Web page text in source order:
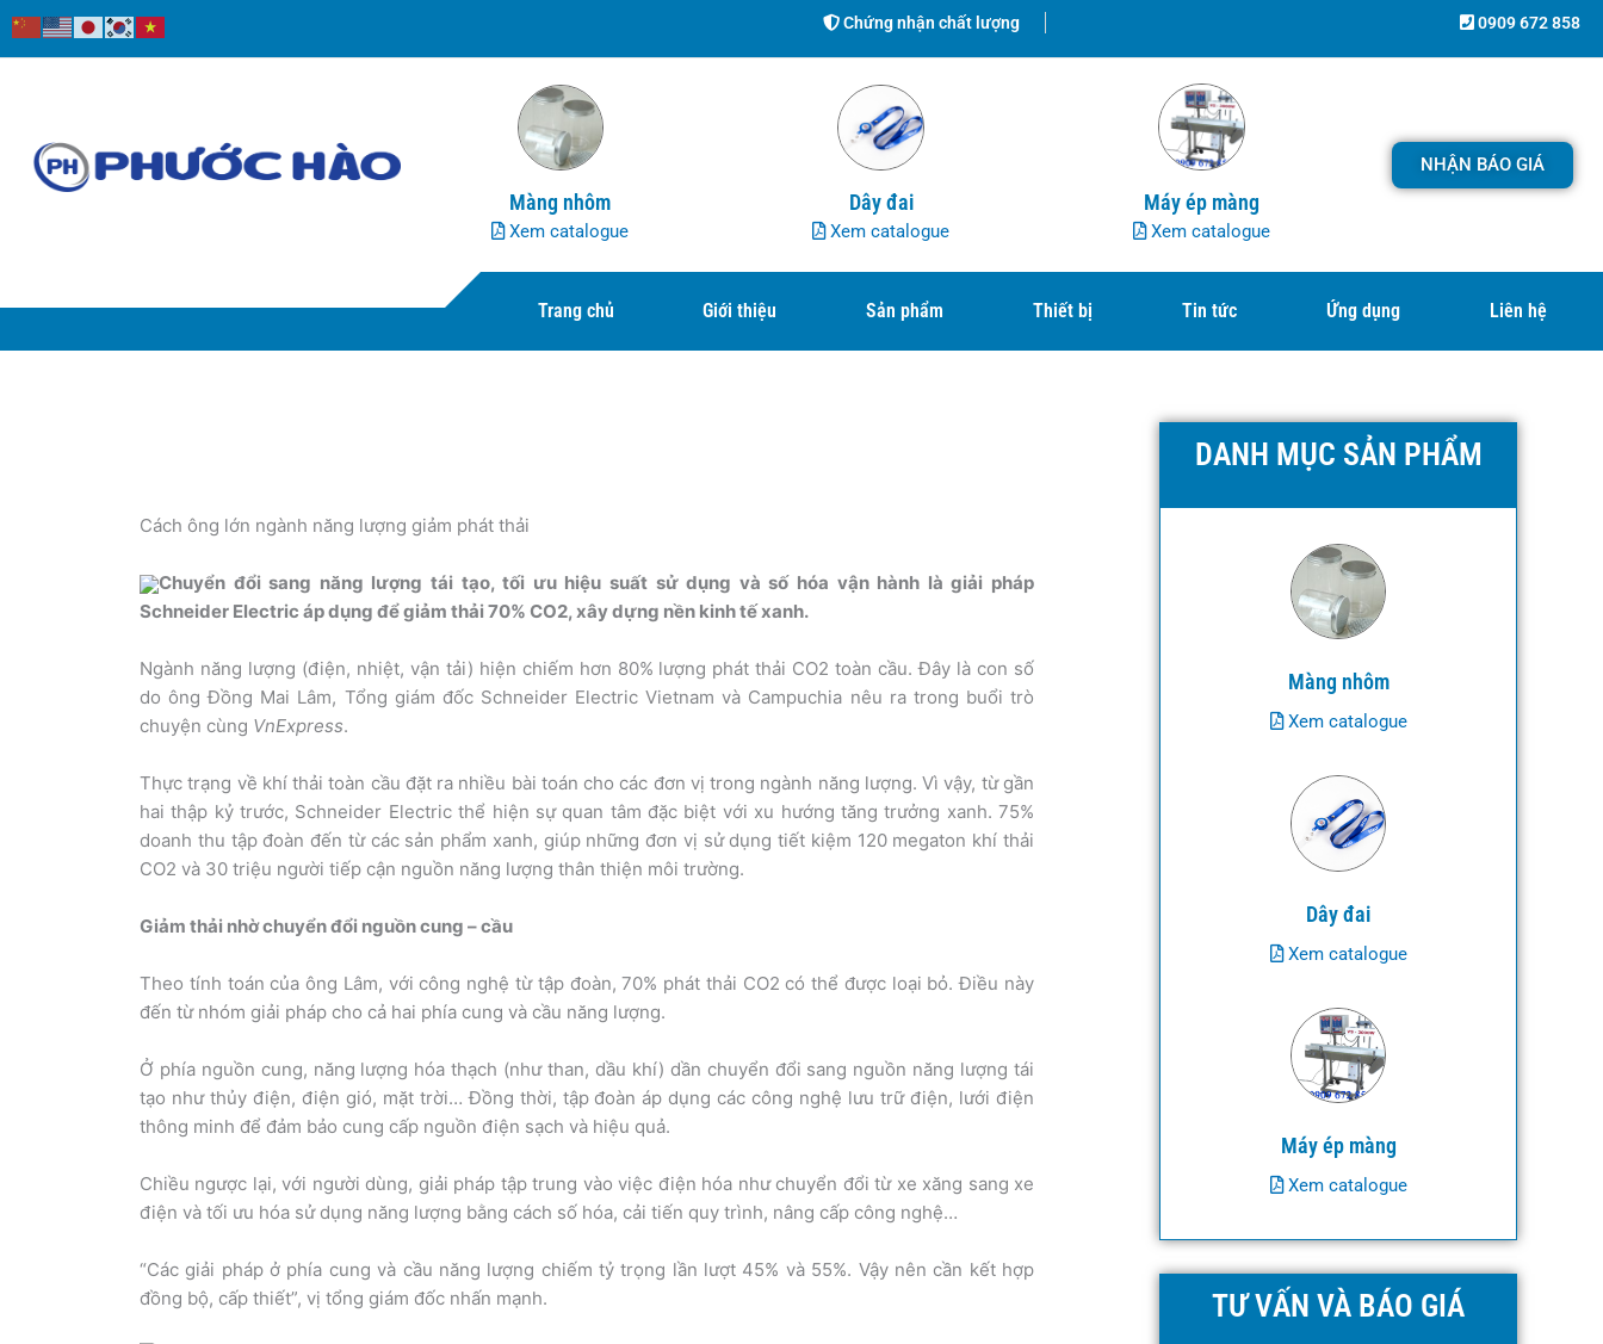
Nhảy
tới
Chứng nhận chất lượng 0909 672 858
Màng nhôm
Xem catalogue
Dây đai
Xem catalogue
Máy ép màng
Xem catalogue
NHẬN BÁO GIÁ
Trang chủ Giới thiệu Sản phẩm Thiết bị Tin tức Ứng dụng Liên hệ
Cách ông lớn ngành năng lượng giảm phát thải
Chuyển đổi sang năng lượng tái tạo, tối ưu hiệu suất sử dụng và số hóa vận hành là giải pháp
Schneider Electric áp dụng để giảm thải 70% CO2, xây dựng nền kinh tế xanh.
Ngành năng lượng (điện, nhiệt, vận tải) hiện chiếm hơn 80% lượng phát thải CO2 toàn cầu. Đây là con số
do ông Đồng Mai Lâm, Tổng giám đốc Schneider Electric Vietnam và Campuchia nêu ra trong buổi trò
chuyện cùng VnExpress.
Thực trạng về khí thải toàn cầu đặt ra nhiều bài toán cho các đơn vị trong ngành năng lượng. Vì vậy, từ gần
hai thập kỷ trước, Schneider Electric thể hiện sự quan tâm đặc biệt với xu hướng tăng trưởng xanh. 75%
doanh thu tập đoàn đến từ các sản phẩm xanh, giúp những đơn vị sử dụng tiết kiệm 120 megaton khí thải
CO2 và 30 triệu người tiếp cận nguồn năng lượng thân thiện môi trường.
Giảm thải nhờ chuyển đổi nguồn cung – cầu
Theo tính toán của ông Lâm, với công nghệ từ tập đoàn, 70% phát thải CO2 có thể được loại bỏ. Điều này
đến từ nhóm giải pháp cho cả hai phía cung và cầu năng lượng.
Ở phía nguồn cung, năng lượng hóa thạch (như than, dầu khí) dần chuyển đổi sang nguồn năng lượng tái
tạo như thủy điện, điện gió, mặt trời… Đồng thời, tập đoàn áp dụng các công nghệ lưu trữ điện, lưới điện
thông minh để đảm bảo cung cấp nguồn điện sạch và hiệu quả.
Chiều ngược lại, với người dùng, giải pháp tập trung vào việc điện hóa như chuyển đổi từ xe xăng sang xe
điện và tối ưu hóa sử dụng năng lượng bằng cách số hóa, cải tiến quy trình, nâng cấp công nghệ…
“Các giải pháp ở phía cung và cầu năng lượng chiếm tỷ trọng lần lượt 45% và 55%. Vậy nên cần kết hợp
đồng bộ, cấp thiết”, vị tổng giám đốc nhấn mạnh.
DANH MỤC SẢN PHẨM
Màng nhôm
Xem catalogue
Dây đai
Xem catalogue
Máy ép màng
Xem catalogue
TƯ VẤN VÀ BÁO GIÁ